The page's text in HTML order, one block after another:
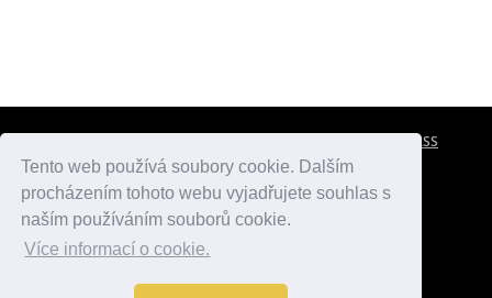
Tento web používá soubory cookie. Dalším
procházením tohoto webu vyjadřujete souhlas s
naším používáním souborů cookie.
Více informací o cookie.
RSS
atlaspamatek.info
Data o počasí jsou přebírána z